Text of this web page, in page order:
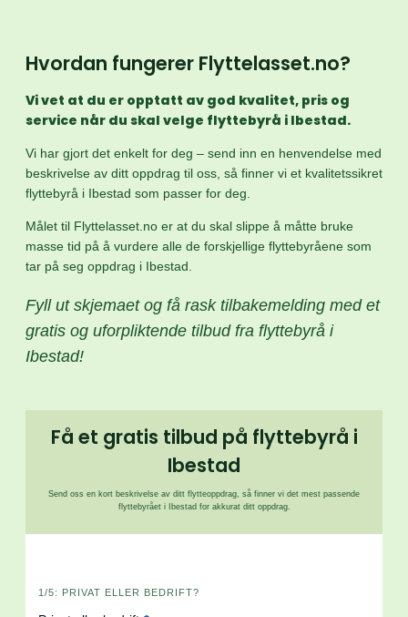
Hvordan fungerer Flyttelasset.no?
Vi vet at du er opptatt av god kvalitet, pris og
service når du skal velge flyttebyrå i Ibestad.
Vi har gjort det enkelt for deg – send inn en henvendelse med
beskrivelse av ditt oppdrag til oss, så finner vi et kvalitetssikret
flyttebyrå i Ibestad som passer for deg.
Målet til Flyttelasset.no er at du skal slippe å måtte bruke
masse tid på å vurdere alle de forskjellige flyttebyråene som
tar på seg oppdrag i Ibestad.
Fyll ut skjemaet og få rask tilbakemelding med et
gratis og uforpliktende tilbud fra flyttebyrå i
Ibestad!
Få et gratis tilbud på flyttebyrå i
Ibestad
Send oss en kort beskrivelse av ditt flytteoppdrag, så finner vi det mest passende
flyttebyrået i Ibestad for akkurat ditt oppdrag.
i1/5: PRIVAT ELLER BEDRIFT?